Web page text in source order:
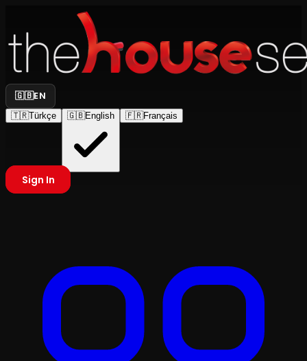
🇬🇧EN
🇹🇷Türkçe 🇬🇧English 🇫🇷Français
Sign In